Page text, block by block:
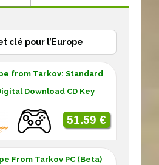
clé pour l’Europe
from Tarkov: Standard
Download CD Key
51.59 €
From Tarkov PC (Beta)